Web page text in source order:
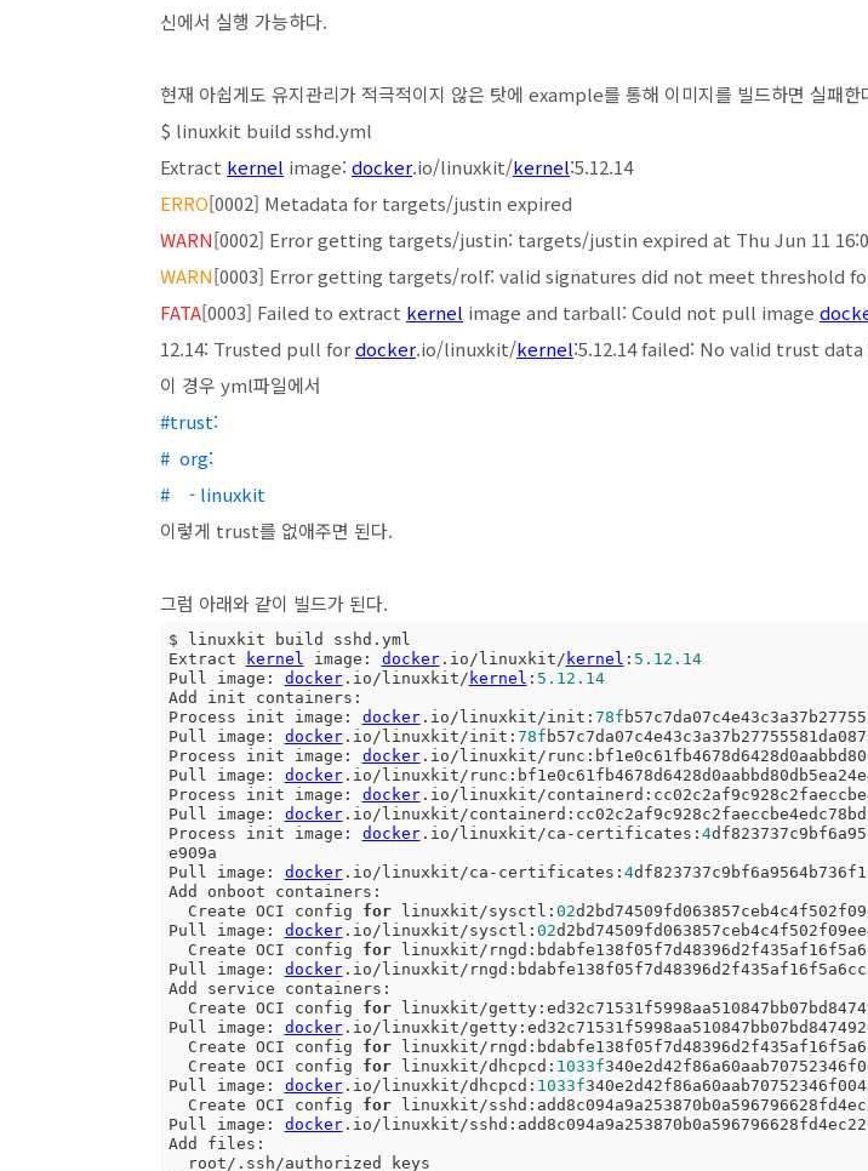
신에서 실행 가능하다.
현재 아쉽게도 유지관리가 적극적이지 않은 탓에 example를 통해 이미지를 빌드하면 실패한
$ linuxkit build sshd.yml
Extract kernel image: docker.io/linuxkit/kernel:5.12.14
ERRO[0002] Metadata for targets/justin expired
WARN[0002] Error getting targets/justin: targets/justin expired at Thu Jun 11
WARN[0003] Error getting targets/rolf: valid signatures did not meet threshold
FATA[0003] Failed to extract kernel image and tarball: Could not pull image
12.14: Trusted pull fordocker.io/linuxkit/kernel:5.12.14 failed: No valid trust data
이 경우 yml파일에서
#trust:
# org:
# - linuxkit
이렇게 trust를 없애주면 된다.
그럼 아래와 같이 빌드가 된다.
$ linuxkit build sshd.yml
Extract
kernel image: docker.io/linuxkit/ kernel : 5.12 .14
Pull image: docker.io/linuxkit/ kernel : 5.12 .14
Add init containers:
Process init image: docker.io/linuxkit/init: 78f
Pull image: docker.io/linuxkit/init: 78f
Process init image: docker.io/linuxkit/
Pull image: docker.io/linuxkit/
Process init image: docker.io/linuxkit/
Pull image: docker.io/linuxkit/
Process init image: docker.io/linuxkit/ca-certificates: 4
e909a
Pull image: docker.io/linuxkit/ca-certificates: 4
Add onboot containers:
  Create OCI config
for linuxkit/sysctl: 02
Pull image: docker.io/linuxkit/sysctl: 02
  Create OCI config
for linuxkit/
Pull image: docker.io/linuxkit/
Add service containers:
  Create OCI config
for linuxkit/
Pull image: docker.io/linuxkit/
  Create OCI config
for linuxkit/
  Create OCI config
for linuxkit/dhcpcd: 1033f
Pull image: docker.io/linuxkit/dhcpcd: 1033f
  Create OCI config
for linuxkit/
Pull image: docker.io/linuxkit/
Add files: